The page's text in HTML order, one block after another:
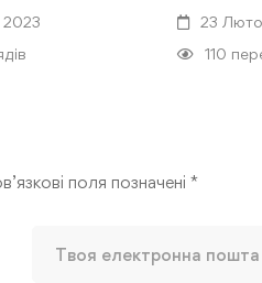
23
110
поля позначені *